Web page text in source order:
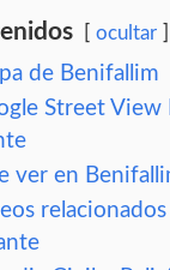
ocultar
de Benifallim
Street View
ver en